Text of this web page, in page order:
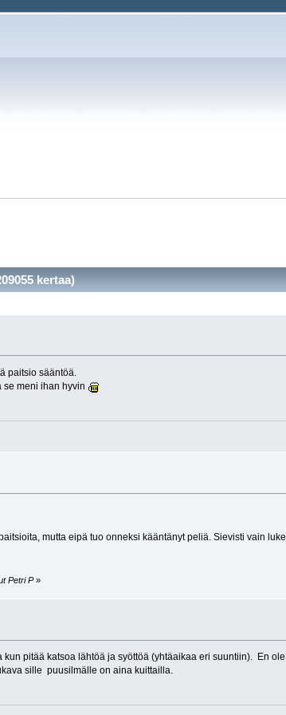
kertaa)
paitsio sääntöä.
se meni ihan hyvin
mutta eipä tuo onneksi kääntänyt peliä. Sievisti vain
Petri P»
pitää katsoa lähtöä ja syöttöä (yhtäaikaa eri suuntiin). En
sille puusilmälle on aina kuittailla.